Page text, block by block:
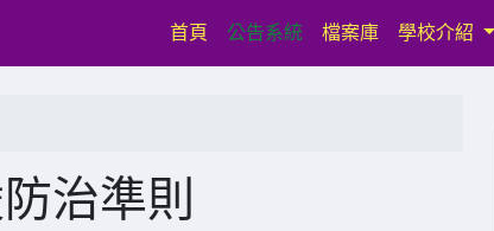
首頁 (current)
公告系統 檔案庫 學校介紹
治準則